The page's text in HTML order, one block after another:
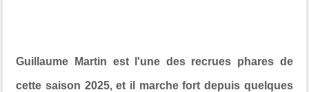
Guillaume Martin est l'une des recrues phares de
cette saison 2025, et il marche fort depuis quelques